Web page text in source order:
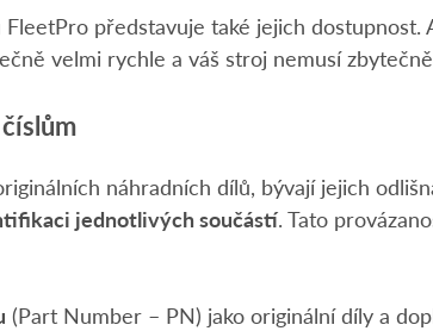
představuje také jejich dostupnost.
velmi rychle a váš stroj nemusí
náhradních dílů, bývají jejich
jednotlivých součástí. Tato
(Part Number – PN) jako originální díly a